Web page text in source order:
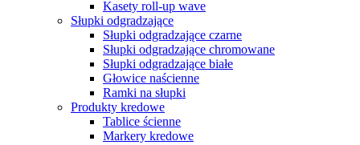
Kasety roll-up wave
Słupki odgradzające
Słupki odgradzające czarne
Słupki odgradzające chromowane
Słupki odgradzające białe
Głowice naścienne
Ramki na słupki
Produkty kredowe
Tablice ścienne
Markery kredowe